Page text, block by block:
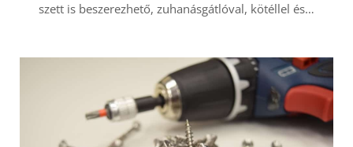
szett is beszerezhető, zuhanásgátlóval, kötéllel és…